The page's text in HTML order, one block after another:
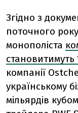
Згідно з
поточного
монополіста
становитимуть
компанії
українському
мільярдів